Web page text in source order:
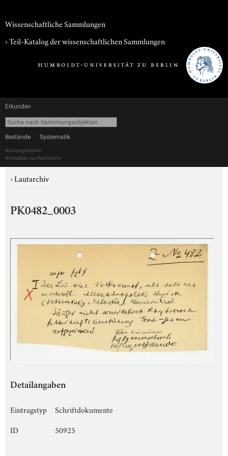
Wissenschaftliche Sammlungen
› Teil-Katalog der wissenschaftlichen Sammlungen
Erkunden
Bestände Systematik
Nutzungsrechte
Anmelden zur Recherche
›Lautarchiv
PK0482_0003
Detailangaben
Eintragstyp
Schriftdokumente
ID
50925